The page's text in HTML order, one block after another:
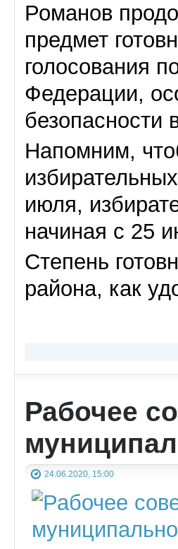
Романов
предмет
голосования
Федерации,
безопасности
Напомним,
июля,
начиная с 25
Степень
района, как
Рабочее
24.06.2020, 15:00